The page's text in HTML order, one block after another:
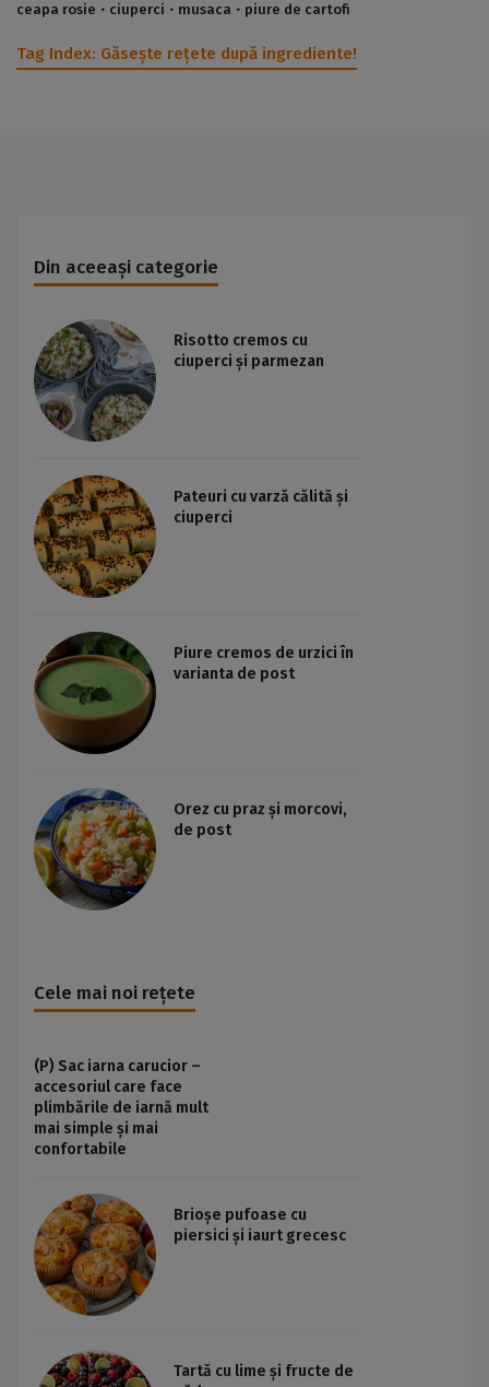
ceapa rosie
ciuperci musaca piure de cartofi
Tag Index: Găsește rețete după ingrediente!
Din aceeași categorie
Risotto cremos cu
ciuperci și parmezan
Pateuri cu varză călită și
ciuperci
Piure cremos de urzici în
varianta de post
Orez cu praz și morcovi,
de post
Cele mai noi rețete
(P) Sac iarna carucior –
accesoriul care face
plimbările de iarnă mult
mai simple și mai
confortabile
Brioșe pufoase cu
piersici și iaurt grecesc
Tartă cu lime și fructe de